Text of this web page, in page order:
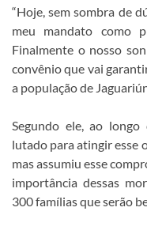
“Hoje, sem sombra de
meu mandato como
Finalmente o nosso
convênio que vai
a população de
Segundo ele, ao
lutado para atingir esse
mas assumiu esse
importância dessas
300 famílias que serão